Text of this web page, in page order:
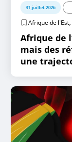
31 juillet 2026
Afrique de l'Est,
Afrique de
mais des
une